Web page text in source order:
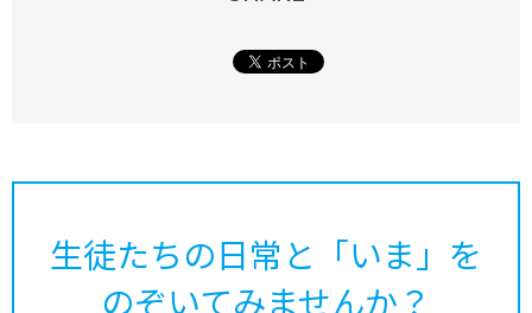
生徒たちの日常と「いま」を
のぞいてみませんか？